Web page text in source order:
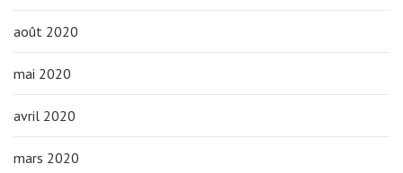
août 2020
mai 2020
avril 2020
mars 2020